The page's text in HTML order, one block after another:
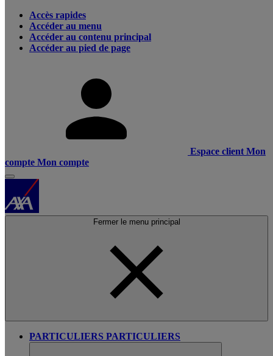
Accès rapides
Accéder au menu
Accéder au contenu principal
Accéder au pied de page
Espace client Mon
compte Mon compte
Fermer le menu principal
PARTICULIERS PARTICULIERS